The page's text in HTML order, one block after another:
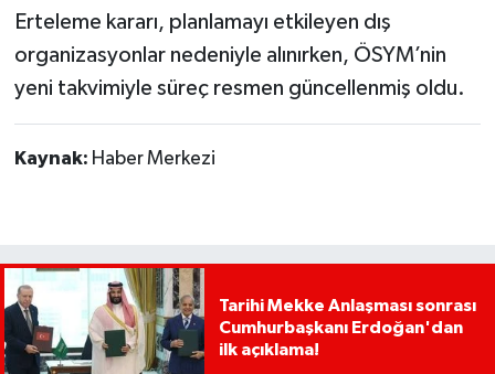
Erteleme kararı, planlamayı etkileyen dış
organizasyonlar nedeniyle alınırken, ÖSYM’nin
yeni takvimiyle süreç resmen güncellenmiş oldu.
Kaynak: Haber Merkezi
Tarihi Mekke Anlaşması sonrası
Cumhurbaşkanı Erdoğan'dan
ilk açıklama!